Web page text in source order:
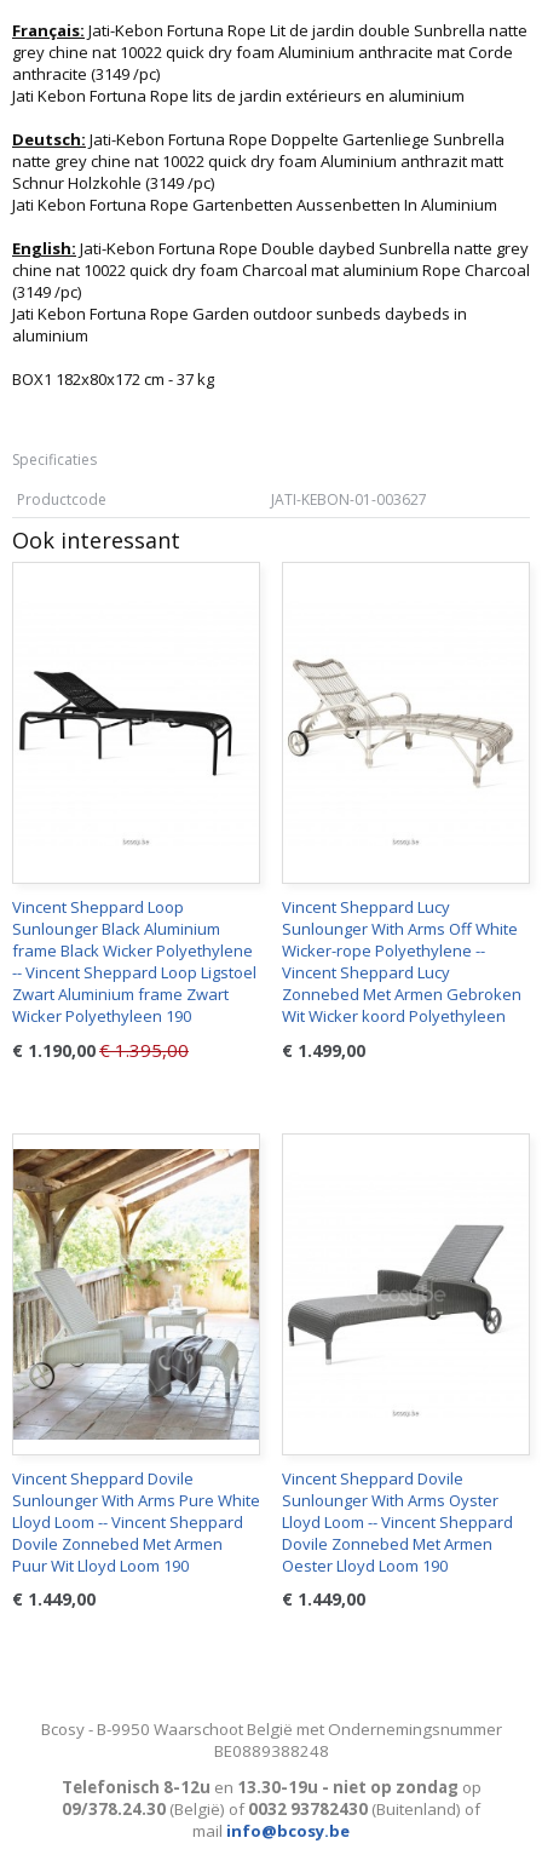
Français: Jati-Kebon Fortuna Rope Lit de jardin double Sunbrella natte
grey chine nat 10022 quick dry foam Aluminium anthracite mat Corde
anthracite (3149 /pc)
Jati Kebon Fortuna Rope lits de jardin extérieurs en aluminium
Deutsch: Jati-Kebon Fortuna Rope Doppelte Gartenliege Sunbrella
natte grey chine nat 10022 quick dry foam Aluminium anthrazit matt
Schnur Holzkohle (3149 /pc)
Jati Kebon Fortuna Rope Gartenbetten Aussenbetten In Aluminium
English: Jati-Kebon Fortuna Rope Double daybed Sunbrella natte grey
chine nat 10022 quick dry foam Charcoal mat aluminium Rope Charcoal
(3149 /pc)
Jati Kebon Fortuna Rope Garden outdoor sunbeds daybeds in
aluminium
BOX1 182x80x172 cm - 37 kg
Specificaties
Productcode
JATI-KEBON-01-003627
Ook interessant
Vincent Sheppard Loop
Sunlounger Black Aluminium
frame Black Wicker Polyethylene
-- Vincent Sheppard Loop Ligstoel
Zwart Aluminium frame Zwart
Wicker Polyethyleen 190
€ 1.190,00€ 1.395,00
Vincent Sheppard Lucy
Sunlounger With Arms Off White
Wicker-rope Polyethylene --
Vincent Sheppard Lucy
Zonnebed Met Armen Gebroken
Wit Wicker koord Polyethyleen
€ 1.499,00
Vincent Sheppard Dovile
Sunlounger With Arms Pure White
Lloyd Loom -- Vincent Sheppard
Dovile Zonnebed Met Armen
Puur Wit Lloyd Loom 190
€ 1.449,00
Vincent Sheppard Dovile
Sunlounger With Arms Oyster
Lloyd Loom -- Vincent Sheppard
Dovile Zonnebed Met Armen
Oester Lloyd Loom 190
€ 1.449,00
Bcosy - B-9950 Waarschoot België met Ondernemingsnummer
BE0889388248
Telefonisch 8-12u en 13.30-19u - niet op zondag op
09/378.24.30 (België) of0032 93782430 (Buitenland) of
mail info@bcosy.be